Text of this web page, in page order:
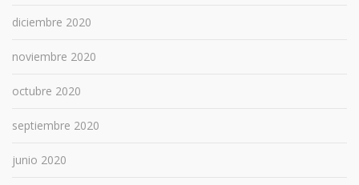
diciembre 2020
noviembre 2020
octubre 2020
septiembre 2020
junio 2020